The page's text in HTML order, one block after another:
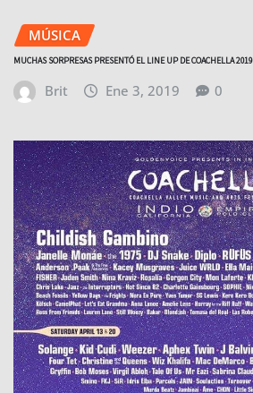
MÚSICA
MUCHAS SORPRESAS PRESENTÓ EL LINE UP DE COACHELLA 2019
Brit Ene 3, 2019 0